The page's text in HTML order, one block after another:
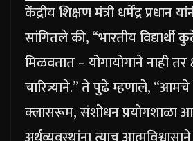
केंद्रीय शिक्षण मंत्री धर्मेंद्र प्रधान
सांगितले की, “भारतीय
मिळवतात – योगायोगाने नाही
चारित्र्याने.” ते पुढे म्हणाले,
क्लासरूम, संशोधन प्रयोगशाळा